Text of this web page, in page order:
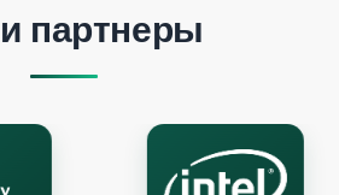
партнеры